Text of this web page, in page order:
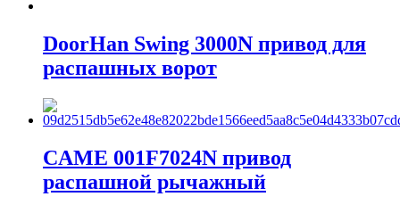
DoorHan Swing 3000N привод для
распашных ворот
CAME 001F7024N привод
распашной рычажный